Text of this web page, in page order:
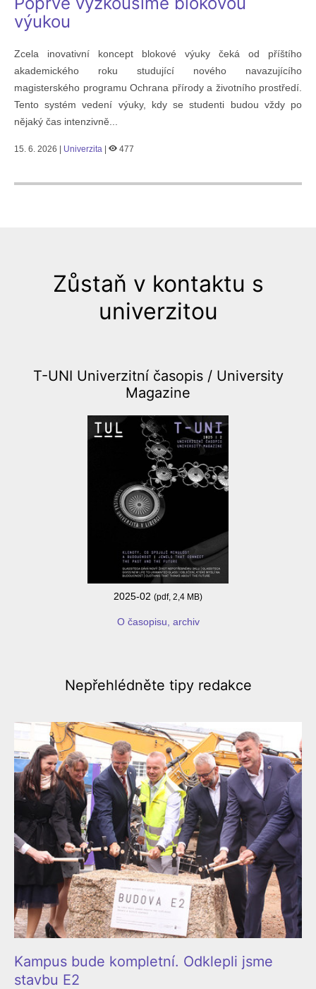
výukou
Zcela inovativní koncept blokové výuky čeká od příštího
akademického roku studující nového navazujícího
magisterského programu Ochrana přírody a životního prostředí.
Tento systém vedení výuky, kdy se studenti budou vždy po
nějaký čas intenzivně...
15. 6. 2026 | Univerzita | 477
Zůstaň v kontaktu s
univerzitou
T-UNI Univerzitní časopis / University
Magazine
2025-02 (pdf, 2,4 MB)
O časopisu, archiv
Nepřehlédněte tipy redakce
Kampus bude kompletní. Odklepli jsme
stavbu E2